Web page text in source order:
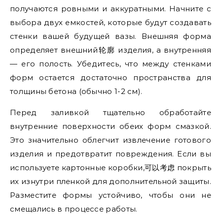
получаются ровными и аккуратными. Начните с
выбора двух емкостей, которые будут создавать
стенки вашей будущей вазы. Внешняя форма
определяет внешний轮廓 изделия, а внутренняя
— его полость. Убедитесь, что между стенками
форм остается достаточно пространства для
толщины бетона (обычно 1-2 см).
Перед заливкой тщательно обработайте
внутренние поверхности обеих форм смазкой.
Это значительно облегчит извлечение готового
изделия и предотвратит повреждения. Если вы
используете картонные коробки,可以考虑 покрыть
их изнутри пленкой для дополнительной защиты.
Разместите формы устойчиво, чтобы они не
смещались в процессе работы.